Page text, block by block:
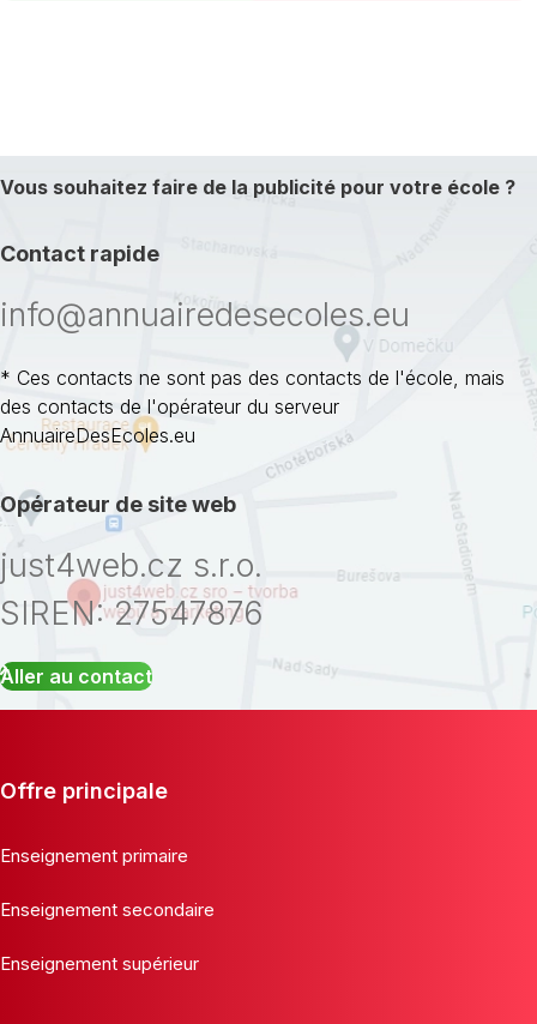
Vous souhaitez faire de la publicité pour votre école ?
Contact rapide
info@annuairedesecoles.eu
* Ces contacts ne sont pas des contacts de l'école, mais
des contacts de l'opérateur du serveur
AnnuaireDesEcoles.eu
Opérateur de site web
just4web.cz s.r.o.
SIREN: 27547876
Aller au contact
Offre principale
Enseignement primaire
Enseignement secondaire
Enseignement supérieur